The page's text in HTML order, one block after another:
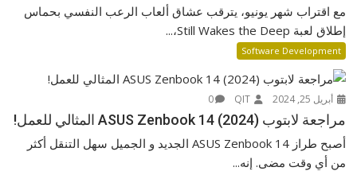
مع اقتراب شهر يونيو، يترقب عشاق ألعاب الرعب النفسي بحماس
إطلاق لعبة Still Wakes the Deep،...
Software Development
أبريل 25, 2024 QIT
0
مراجعة لابتوب ASUS Zenbook 14 (2024) المثالي للعمل!
أصبح طراز ASUS Zenbook 14 الجديد و الجميل سهل التنقل أكثر
من أي وقت مضى. إنه...